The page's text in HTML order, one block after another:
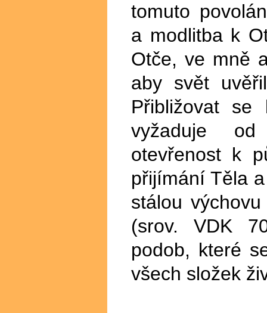
tomuto
a modlitba k
Otče, ve mně
aby svět
Přibližovat
vyžaduje od
otevřenost k
přijímání Těla
stálou
(srov. VDK
podob, které
všech složek